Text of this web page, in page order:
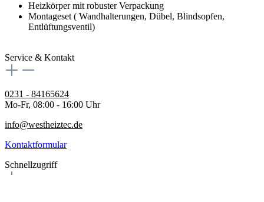
Heizkörper mit robuster Verpackung
Montageset ( Wandhalterungen, Dübel, Blindsopfen,
Entlüftungsventil)
Service & Kontakt
0231 - 84165624
Mo-Fr, 08:00 - 16:00 Uhr
info@westheiztec.de
Kontaktformular
Schnellzugriff